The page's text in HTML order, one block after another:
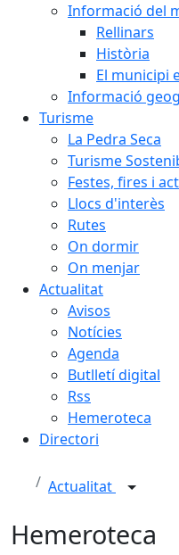
Informació del
Rellinars
Història
El municipi
Informació
Turisme
La Pedra Seca
Turisme
Festes, fires i
Llocs d'interès
Rutes
On dormir
On menjar
Actualitat
Avisos
Notícies
Agenda
Butlletí digital
Rss
Hemeroteca
Directori
Actualitat
Hemeroteca